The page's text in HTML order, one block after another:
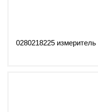
0280218225